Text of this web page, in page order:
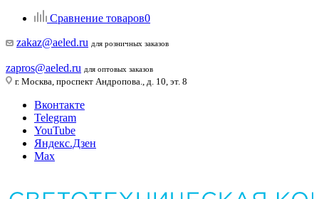
Сравнение товаров0
zakaz@aeled.ru для розничных заказов
zapros@aeled.ru для оптовых заказов
г. Москва, проспект Андропова., д. 10, эт. 8
Вконтакте
Telegram
YouTube
Яндекс.Дзен
Max